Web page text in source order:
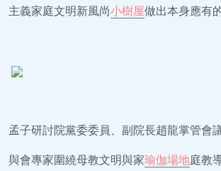
主義家庭文明新風尚小樹屋做出本身應有
孟子研討院黨委委員、副院長趙龍掌管會議
與會專家圍繞母教文明與家瑜伽場地庭教